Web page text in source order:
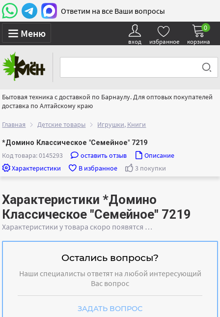
Ответим на все Ваши вопросы
Меню
вход избранное корзина
0
Бытовая техника с доставкой по Барнаулу. Для оптовых покупателей
доставка по Алтайскому краю
Главная Детские товары Игрушки, Книги
*Домино Классическое "Семейное" 7219
Код товара: 0145293 оставить отзыв
Описание
Характеристики
В избранное 3 покупки
Характеристики *Домино
Классическое "Семейное" 7219
Характеристики у товара скоро появятся …
Остались вопросы?
Наши специалисты ответят на любой интересующий
Вас вопрос
ЗАДАТЬ ВОПРОС